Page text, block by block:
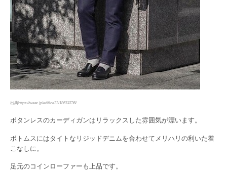
出典https://wear.jp/edifice22/18674736/
ボタンレスのカーディガンはリラックスした雰囲気が漂います。
ボトムスにはタイトなリジッドデニムを合わせてメリハリの利いた着
こなしに。
足元のコインローファーも上品です。